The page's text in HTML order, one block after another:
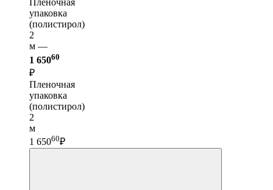
Пленочная
упаковка
(полистирол)
2
м —
1 65060
₽
Пленочная
упаковка
(полистирол)
2
м
1 65060₽